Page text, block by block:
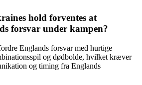
hold forventes at
forsvar under kampen?
Englands forsvar med hurtige
og dødbolde, hvilket kræver
og timing fra Englands